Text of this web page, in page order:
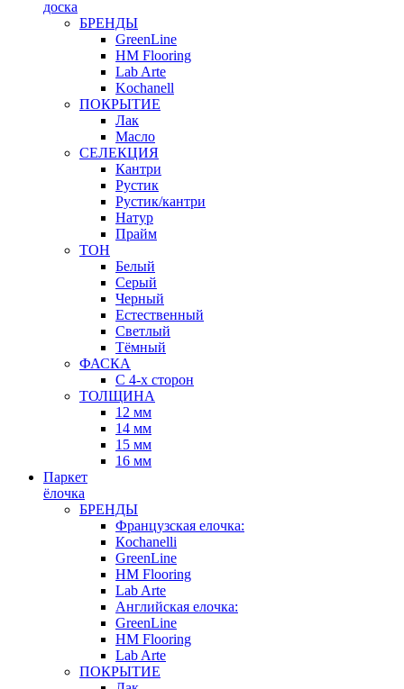
доска
БРЕНДЫ
GreenLine
HM Flooring
Lab Arte
Kochanell
ПОКРЫТИЕ
Лак
Масло
СЕЛЕКЦИЯ
Кантри
Рустик
Рустик/кантри
Натур
Прайм
ТОН
Белый
Серый
Черный
Естественный
Светлый
Тёмный
ФАСКА
С 4-х сторон
ТОЛЩИНА
12 мм
14 мм
15 мм
16 мм
Паркет
ёлочка
БРЕНДЫ
Французская елочка:
Кochanelli
GreenLine
HM Flooring
Lab Arte
Английская елочка:
GreenLine
HM Flooring
Lab Arte
ПОКРЫТИЕ